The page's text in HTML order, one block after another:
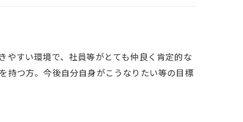
やすい環境で、社員等がとても仲良く肯定的な
持つ方。今後自分自身がこうなりたい等の目標